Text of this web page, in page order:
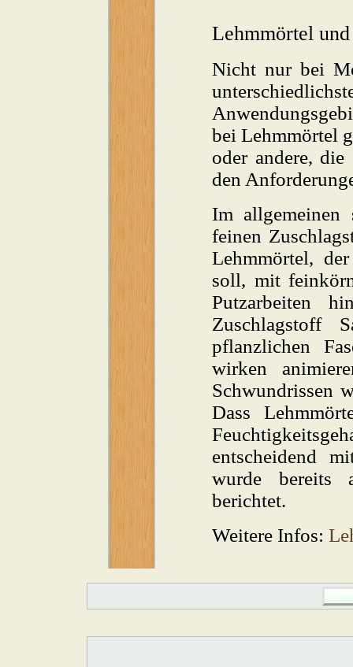
Lehmmörtel
Nicht nur bei
bei Lehmmörtel
oder andere,
den
Im allgemeinen
feinen
Lehmmörtel,
soll, mit
Putzarbeiten
Zuschlagstoff
pflanzlichen
wirken
Schwundrissen
Dass
entscheidend
wurde bereits
berichtet.
Weitere Infos: